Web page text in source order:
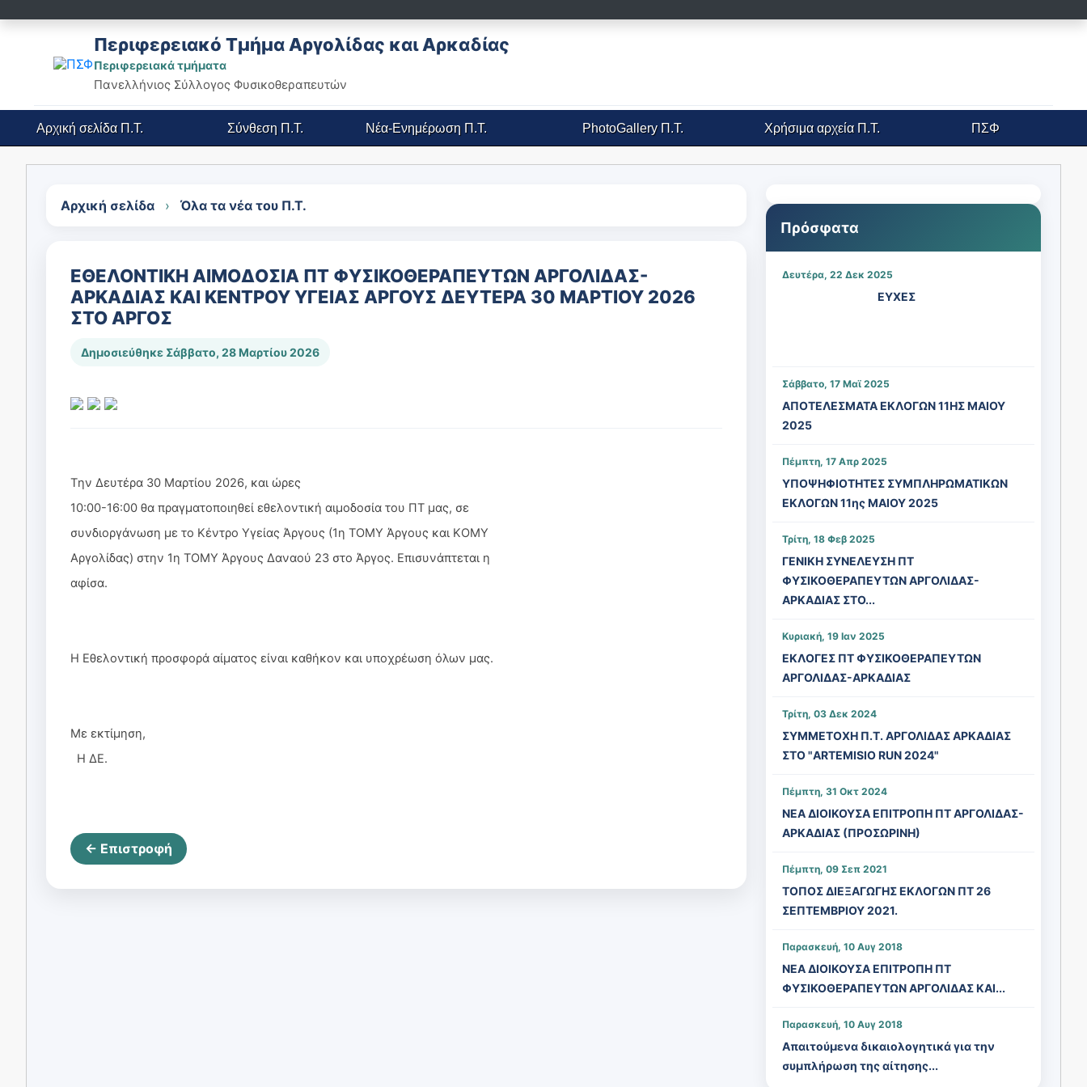
Περιφερειακό Τμήμα Αργολίδας και Αρκαδίας
Περιφερειακά τμήματα
Πανελλήνιος Σύλλογος Φυσικοθεραπευτών
Αρχική σελίδα Π.Τ. Σύνθεση Π.Τ. Νέα-Ενημέρωση Π.Τ. PhotoGallery Π.Τ. Χρήσιμα αρχεία Π.Τ. ΠΣΦ
Αρχική σελίδα › Όλα τα νέα του Π.Τ.
ΕΘΕΛΟΝΤΙΚΗ ΑΙΜΟΔΟΣΙΑ ΠΤ ΦΥΣΙΚΟΘΕΡΑΠΕΥΤΩΝ ΑΡΓΟΛΙΔΑΣ-
ΑΡΚΑΔΙΑΣ ΚΑΙ ΚΕΝΤΡΟΥ ΥΓΕΙΑΣ ΑΡΓΟΥΣ ΔΕΥΤΕΡΑ 30 ΜΑΡΤΙΟΥ 2026
ΣΤΟ ΑΡΓΟΣ
Δημοσιεύθηκε Σάββατο, 28 Μαρτίου 2026
Tην Δευτέρα 30 Μαρτίου 2026, και ώρες
10:00-16:00 θα πραγματοποιηθεί εθελοντική αιμοδοσία του ΠΤ μας, σε
συνδιοργάνωση με το Κέντρο Υγείας Άργους (1η ΤΟΜΥ Άργους και ΚΟΜΥ
Αργολίδας) στην 1η ΤΟΜΥ Άργους Δαναού 23 στο Άργος. Επισυνάπτεται η
αφίσα.
Η Εθελοντική προσφορά αίματος είναι καθήκον και υποχρέωση όλων μας.
Με εκτίμηση,
Η ΔΕ.
← Επιστροφή
Πρόσφατα
Δευτέρα, 22 Δεκ 2025
ΕΥΧΕΣ
Σάββατο, 17 Μαϊ 2025
ΑΠΟΤΕΛΕΣΜΑΤΑ ΕΚΛΟΓΩΝ 11ΗΣ ΜΑΙΟΥ
2025
Πέμπτη, 17 Απρ 2025
ΥΠΟΨΗΦΙΟΤΗΤΕΣ ΣΥΜΠΛΗΡΩΜΑΤΙΚΩΝ
ΕΚΛΟΓΩΝ 11ης ΜΑΙΟΥ 2025
Τρίτη, 18 Φεβ 2025
ΓΕΝΙΚΗ ΣΥΝΕΛΕΥΣΗ ΠΤ
ΦΥΣΙΚΟΘΕΡΑΠΕΥΤΩΝ ΑΡΓΟΛΙΔΑΣ-
ΑΡΚΑΔΙΑΣ ΣΤΟ...
Κυριακή, 19 Ιαν 2025
ΕΚΛΟΓΕΣ ΠΤ ΦΥΣΙΚΟΘΕΡΑΠΕΥΤΩΝ
ΑΡΓΟΛΙΔΑΣ-ΑΡΚΑΔΙΑΣ
Τρίτη, 03 Δεκ 2024
ΣΥΜΜΕΤΟΧΗ Π.Τ. ΑΡΓΟΛΙΔΑΣ ΑΡΚΑΔΙΑΣ
ΣΤΟ "ARTEMISIO RUN 2024"
Πέμπτη, 31 Οκτ 2024
ΝΕΑ ΔΙΟΙΚΟΥΣΑ ΕΠΙΤΡΟΠΗ ΠΤ ΑΡΓΟΛΙΔΑΣ-
ΑΡΚΑΔΙΑΣ (ΠΡΟΣΩΡΙΝΗ)
Πέμπτη, 09 Σεπ 2021
ΤΟΠΟΣ ΔΙΕΞΑΓΩΓΗΣ ΕΚΛΟΓΩΝ ΠΤ 26
ΣΕΠΤΕΜΒΡΙΟΥ 2021.
Παρασκευή, 10 Αυγ 2018
ΝΕΑ ΔΙΟΙΚΟΥΣΑ ΕΠΙΤΡΟΠΗ ΠΤ
ΦΥΣΙΚΟΘΕΡΑΠΕΥΤΩΝ ΑΡΓΟΛΙΔΑΣ ΚΑΙ...
Παρασκευή, 10 Αυγ 2018
Απαιτούμενα δικαιολογητικά για την
συμπλήρωση της αίτησης...